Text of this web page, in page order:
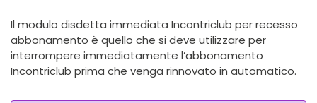
Il modulo disdetta immediata Incontriclub per recesso
abbonamento è quello che si deve utilizzare per
interrompere immediatamente l’abbonamento
Incontriclub prima che venga rinnovato in automatico.